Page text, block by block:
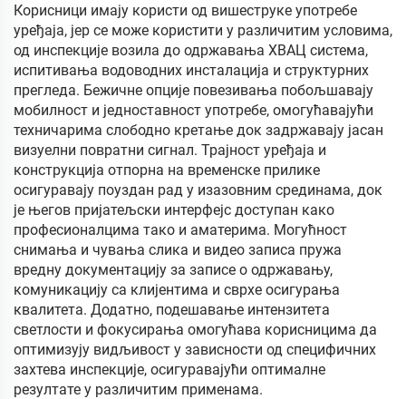
Корисници имају користи од вишеструке употребе
уређаја, јер се може користити у различитим условима,
од инспекције возила до одржавања ХВАЦ система,
испитивања водоводних инсталација и структурних
прегледа. Бежичне опције повезивања побољшавају
мобилност и једноставност употребе, омогућавајући
техничарима слободно кретање док задржавају јасан
визуелни повратни сигнал. Трајност уређаја и
конструкција отпорна на временске прилике
осигуравају поуздан рад у изазовним срединама, док
је његов пријатељски интерфејс доступан како
професионалцима тако и аматерима. Могућност
снимања и чувања слика и видео записа пружа
вредну документацију за записе о одржавању,
комуникацију са клијентима и сврхе осигурања
квалитета. Додатно, подешавање интензитета
светлости и фокусирања омогућава корисницима да
оптимизују видљивост у зависности од специфичних
захтева инспекције, осигуравајући оптималне
резултате у различитим применама.